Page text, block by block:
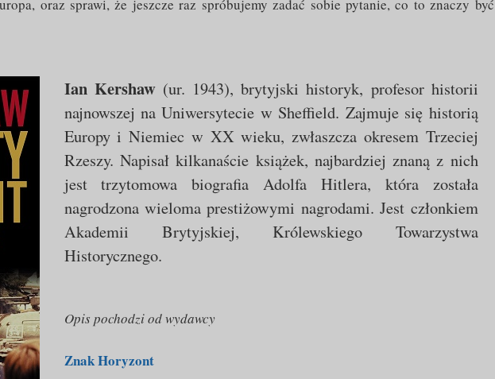
oraz sprawi, że jeszcze raz spróbujemy zadać sobie pytanie, co to znaczy być
Ian Kershaw(ur. 1943), brytyjski historyk, profesor historii
najnowszej na Uniwersytecie w Sheffield. Zajmuje się historią
Europy i Niemiec w XX wieku, zwłaszcza okresem Trzeciej
Rzeszy. Napisał kilkanaście książek, najbardziej znaną z nich
jest trzytomowa biografia Adolfa Hitlera, która została
nagrodzona wieloma prestiżowymi nagrodami. Jest członkiem
Akademii Brytyjskiej, Królewskiego Towarzystwa
Historycznego.
Opis pochodzi od wydawcy
Znak Horyzont